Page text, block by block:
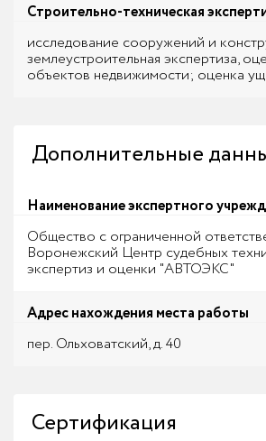
Строительно-техническая
исследование сооружений и
землеустроительная экспертиза,
объектов недвижимости; оценка
Дополнительные
Наименование экспертного
Общество с ограниченной
Воронежский Центр судебных
экспертиз и оценки "АВТОЭКС"
Адрес нахождения места работы
пер. Ольховатский, д. 40
Сертификация